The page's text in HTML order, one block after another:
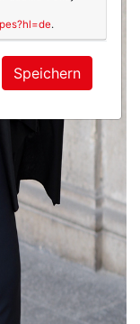
.
Speichern